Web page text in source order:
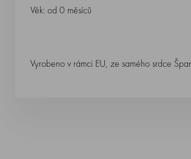
Věk: od 0 měsíců
Vyrobeno v rámci EU, ze samého srdce